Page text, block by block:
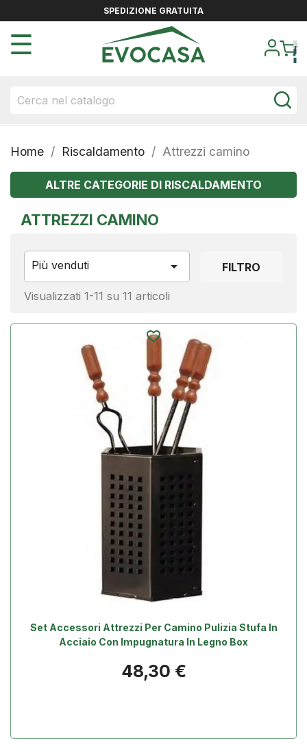
SPEDIZIONE GRATUITA
navigazione
☰
Home Riscaldamento Attrezzi camino
ALTRE CATEGORIE DI RISCALDAMENTO
ATTREZZI CAMINO
Più venduti  FILTRO
Visualizzati 1-11 su 11 articoli
Set Accessori Attrezzi Per Camino Pulizia Stufa In
Acciaio Con Impugnatura In Legno Box
Prezzo
48,30 €